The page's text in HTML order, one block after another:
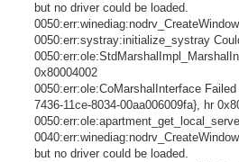
but no driver could be loaded.
0050:err:systray:initialize_systray
0x80004002
0050:err:ole:CoMarshalInterface
7436-11ce-8034-00aa006009fa}, hr
but no driver could be loaded.